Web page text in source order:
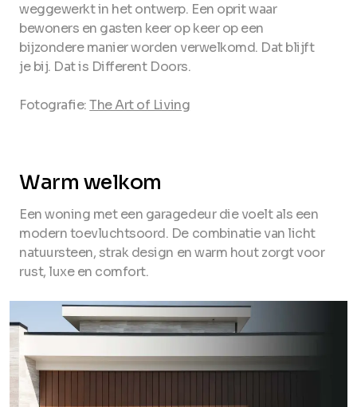
weggewerkt in het ontwerp. Een oprit waar
bewoners en gasten keer op keer op een
bijzondere manier worden verwelkomd. Dat blijft
je bij. Dat is Different Doors.
Fotografie:The Art of Living
Warm welkom
Een woning met een garagedeur die voelt als een
modern toevluchtsoord. De combinatie van licht
natuursteen, strak design en warm hout zorgt voor
rust, luxe en comfort.